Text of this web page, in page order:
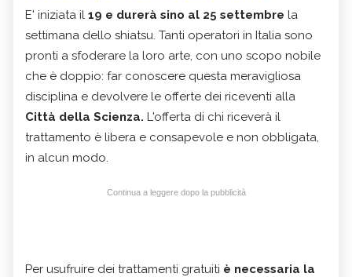
E' iniziata il 19 e durerà sino al 25 settembre la
settimana dello shiatsu. Tanti operatori in Italia sono
pronti a sfoderare la loro arte, con uno scopo nobile
che è doppio: far conoscere questa meravigliosa
disciplina e devolvere le offerte dei riceventi alla
Città della Scienza. L'offerta di chi riceverà il
trattamento è libera e consapevole e non obbligata,
in alcun modo.
Continua a leggere dopo la pubblicità
Per usufruire dei trattamenti gratuiti è necessaria la